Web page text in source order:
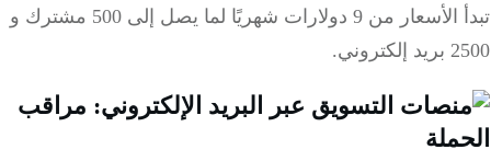
تبدأ الأسعار من 9 دولارات شهريًا لما يصل إلى 500 مشترك و